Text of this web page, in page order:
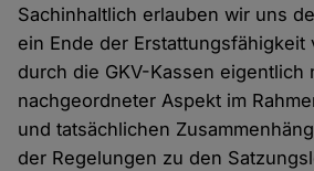
Sachinhaltlich erlauben wir uns
ein Ende der Erstattungsfähigkeit
durch die GKV-Kassen eigentlich
nachgeordneter Aspekt im
und tatsächlichen
der Regelungen zu den